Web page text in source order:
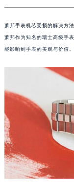
萧邦手表机芯受损的解决方
萧邦作为知名的瑞士高级手
能影响到手表的美观与价值